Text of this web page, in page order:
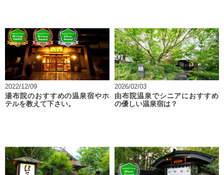
2022/12/09
湯布院のおすすめの温泉宿やホ
テルを教えて下さい。
2026/02/03
由布院温泉でシニアにおすすめ
の優しい温泉宿は？